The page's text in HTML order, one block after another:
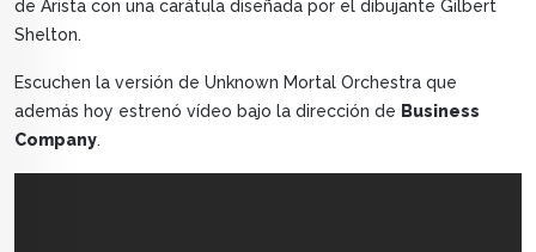
de Arista con una carátula diseñada por el dibujante Gilbert
Shelton.
Escuchen la versión de Unknown Mortal Orchestra que
además hoy estrenó vídeo bajo la dirección de Business
Company.